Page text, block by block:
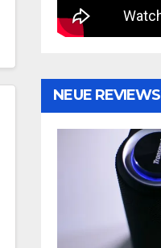
NEUE REVIEWS